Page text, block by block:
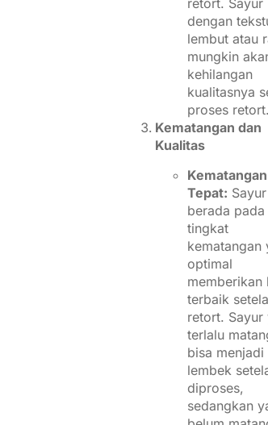
retort. Sayur
dengan
lembut atau
mungkin
kehilangan
kualitasnya
proses retort.
Kematangan dan
Kualitas
Tepat:
berada pada
tingkat
kematangan
optimal
memberikan
terbaik
retort. Sayur
terlalu
bisa menjadi
lembek
diproses,
sedangkan